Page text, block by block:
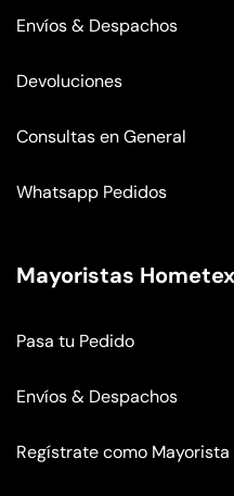
Envíos & Despachos
Devoluciones
Consultas en General
Whatsapp Pedidos
Mayoristas Hometex
Pasa tu Pedido
Envíos & Despachos
Regístrate como Mayorista